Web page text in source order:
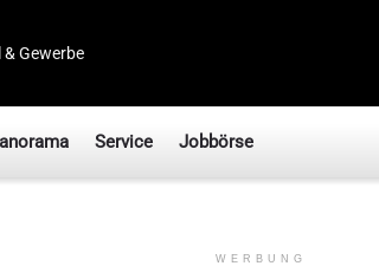
Gewerbe
Service Jobbörse
WERBUNG